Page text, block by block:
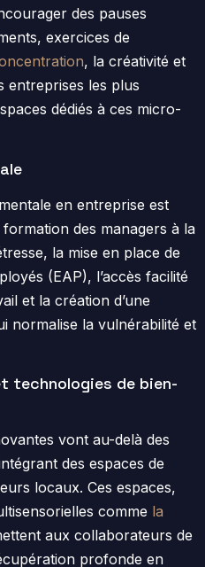
des pauses
exercices de
, la créativité et
entreprises les plus
dédiés à ces micro-
en entreprise est
des managers à la
la mise en place de
(EAP), l’accès facilité
et la création d’une
normalise la vulnérabilité et
technologies de bien-
vont au-delà des
des espaces de
locaux. Ces espaces,
comme la
aux collaborateurs de
profonde en